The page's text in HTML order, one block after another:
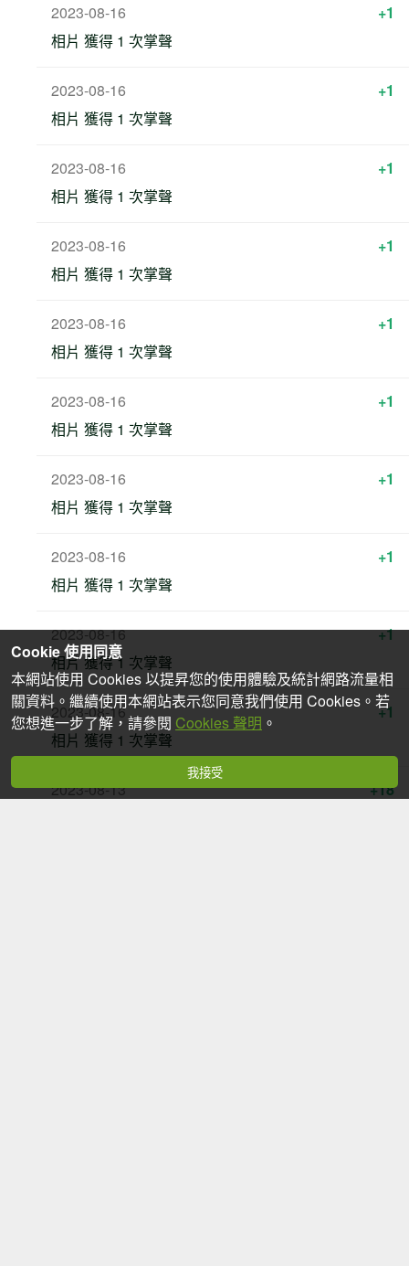
2023-08-16
+1
相片 獲得 1 次掌聲
2023-08-16
+1
相片 獲得 1 次掌聲
2023-08-16
+1
相片 獲得 1 次掌聲
2023-08-16
+1
相片 獲得 1 次掌聲
2023-08-16
+1
相片 獲得 1 次掌聲
2023-08-16
+1
相片 獲得 1 次掌聲
2023-08-16
+1
相片 獲得 1 次掌聲
2023-08-16
+1
相片 獲得 1 次掌聲
2023-08-16
+1
相片 獲得 1 次掌聲
2023-08-16
+1
相片 獲得 1 次掌聲
2023-08-13
+18
Cookie 使用同意
本網站使用 Cookies 以提昇您的使用體驗及統計網路流量相
關資料。繼續使用本網站表示您同意我們使用 Cookies。若
您想進一步了解，請參閱 Cookies 聲明 。
我接受